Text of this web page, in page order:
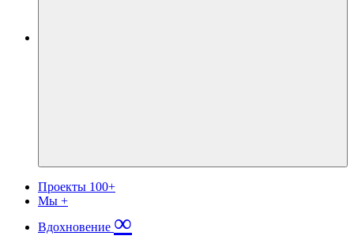
Проекты 100+
Мы +
Вдохновение ∞